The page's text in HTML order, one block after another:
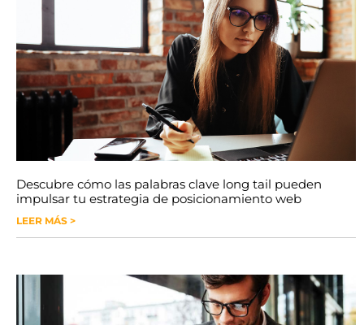
Descubre cómo las palabras clave long tail pueden
impulsar tu estrategia de posicionamiento web
LEER MÁS >